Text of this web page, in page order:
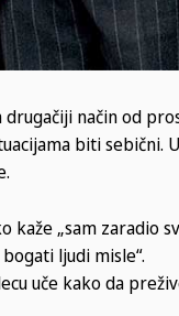
način od
biti sebični.
kaže „sam zaradio
ljudi misle“.
uče kako da